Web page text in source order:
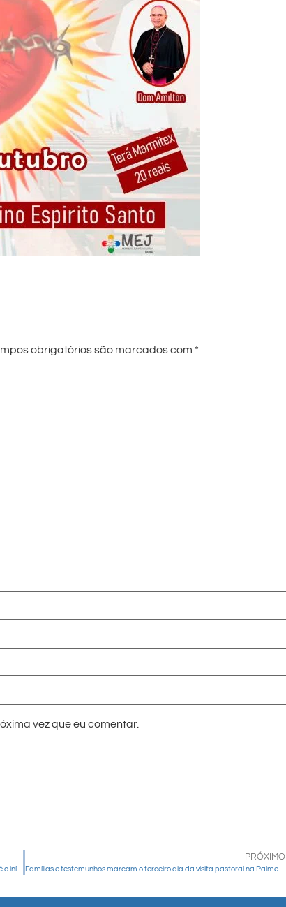
obrigatórios são marcados com *
vez que eu comentar.
Vigília pela Vida acontece na Catedral, da noite deste sábado (04) até o início da manhã do domingo (05)
PRÓXIMO
Famílias e testemunhos marcam o terceiro dia da visita pastoral na Palmeirinha